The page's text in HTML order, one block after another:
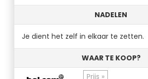
NADELEN
Je dient het zelf in elkaar te zetten.
WAAR TE KOOP?
Prijs »